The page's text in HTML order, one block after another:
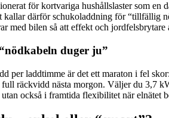
för kortvariga hushållslaster som en
kallar därför schukoladdning för “tillfällig
med bilen så att effekt och
duger ju”
per laddtimme är det ett maraton i fel
räckvidd nästa morgon. Väljer du 3,7
också i framtida flexibilitet när elnätet